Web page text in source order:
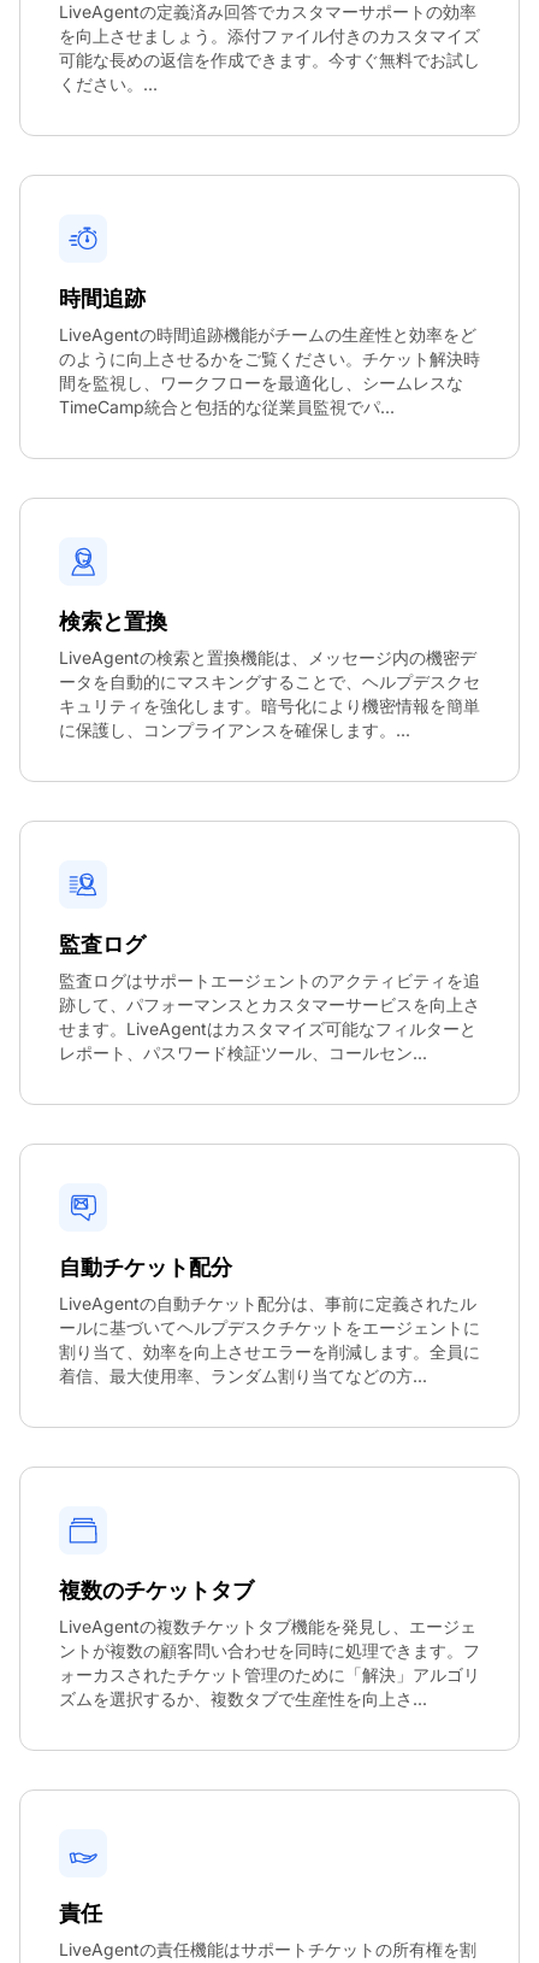
LiveAgentの定義済み回答でカスタマーサポートの効率
を向上させましょう。添付ファイル付きのカスタマイズ
可能な長めの返信を作成できます。今すぐ無料でお試し
ください。...
時間追跡
LiveAgentの時間追跡機能がチームの生産性と効率をど
のように向上させるかをご覧ください。チケット解決時
間を監視し、ワークフローを最適化し、シームレスな
TimeCamp統合と包括的な従業員監視でパ...
検索と置換
LiveAgentの検索と置換機能は、メッセージ内の機密デ
ータを自動的にマスキングすることで、ヘルプデスクセ
キュリティを強化します。暗号化により機密情報を簡単
に保護し、コンプライアンスを確保します。...
監査ログ
監査ログはサポートエージェントのアクティビティを追
跡して、パフォーマンスとカスタマーサービスを向上さ
せます。LiveAgentはカスタマイズ可能なフィルターと
レポート、パスワード検証ツール、コールセン...
自動チケット配分
LiveAgentの自動チケット配分は、事前に定義されたル
ールに基づいてヘルプデスクチケットをエージェントに
割り当て、効率を向上させエラーを削減します。全員に
着信、最大使用率、ランダム割り当てなどの方...
複数のチケットタブ
LiveAgentの複数チケットタブ機能を発見し、エージェ
ントが複数の顧客問い合わせを同時に処理できます。フ
ォーカスされたチケット管理のために「解決」アルゴリ
ズムを選択するか、複数タブで生産性を向上さ...
責任
LiveAgentの責任機能はサポートチケットの所有権を割